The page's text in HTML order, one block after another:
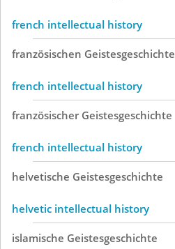
french intellectual history
französischen Geistesgeschichte
french intellectual history
französischer Geistesgeschichte
french intellectual history
helvetische Geistesgeschichte
helvetic intellectual history
islamische Geistesgeschichte